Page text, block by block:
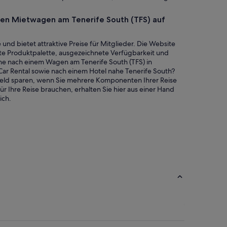
Mietwagen am Tenerife South (TFS) auf
bietet attraktive Preise für Mitglieder. Die Website
Produktpalette, ausgezeichnete Verfügbarkeit und
nach einem Wagen am Tenerife South (TFS) in
Rental sowie nach einem Hotel nahe Tenerife South?
sparen, wenn Sie mehrere Komponenten Ihrer Reise
Ihre Reise brauchen, erhalten Sie hier aus einer Hand